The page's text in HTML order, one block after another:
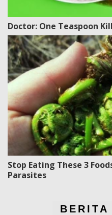
Doctor: One Teaspoon
Stop Eating These 3
Parasites
BERITA